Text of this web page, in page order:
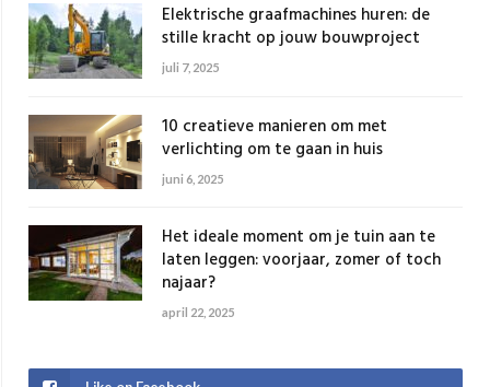
Elektrische graafmachines huren: de
stille kracht op jouw bouwproject
juli 7, 2025
10 creatieve manieren om met
verlichting om te gaan in huis
juni 6, 2025
Het ideale moment om je tuin aan te
laten leggen: voorjaar, zomer of toch
najaar?
april 22, 2025